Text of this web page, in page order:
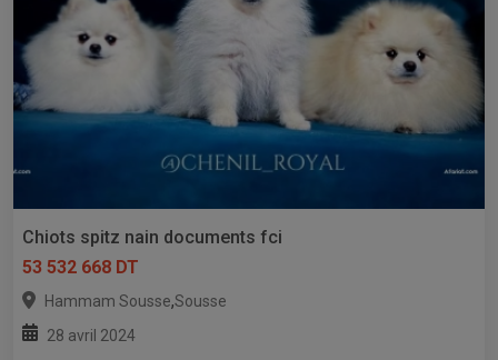
Chiots spitz nain documents fci
53 532 668 DT
Hammam Sousse,Sousse
28 avril 2024